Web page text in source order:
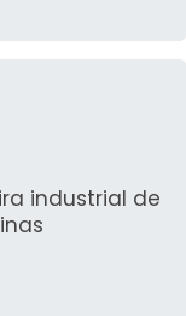
industrial de